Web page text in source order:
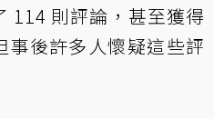
114 則評論，甚至獲得
事後許多人懷疑這些評